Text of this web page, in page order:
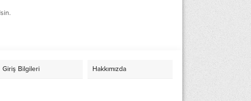
Giriş Bilgileri Hakkımızda